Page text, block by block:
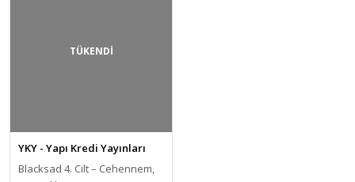
TÜKENDİ
YKY - Yapı Kredi Yayınları
Blacksad 4. Cilt – Cehennem,